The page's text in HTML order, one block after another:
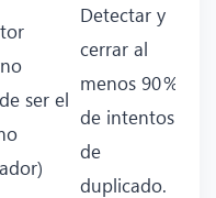
ser el
Detectar y
cerrar al
menos 90 %
de intentos
de
duplicado.